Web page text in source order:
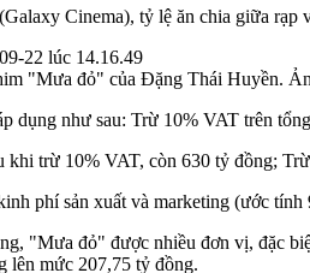
Cinema), tỷ lệ ăn chia giữa
"Mưa đỏ" của Đặng Thái Huyền.
dụng như sau: Trừ 10% VAT trên
khi trừ 10% VAT, còn 630 tỷ đồng;
phí sản xuất và marketing (ước
"Mưa đỏ" được nhiều đơn vị, đặc
lên mức 207,75 tỷ đồng.